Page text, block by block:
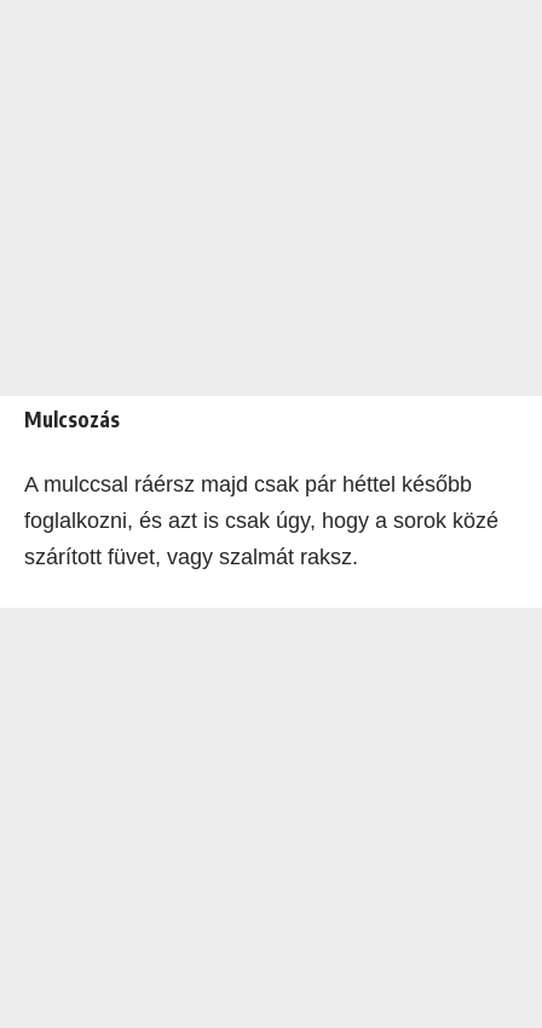
Mulcsozás
A mulccsal ráérsz majd csak pár héttel később
foglalkozni, és azt is csak úgy, hogy a sorok közé
szárított füvet, vagy szalmát raksz.